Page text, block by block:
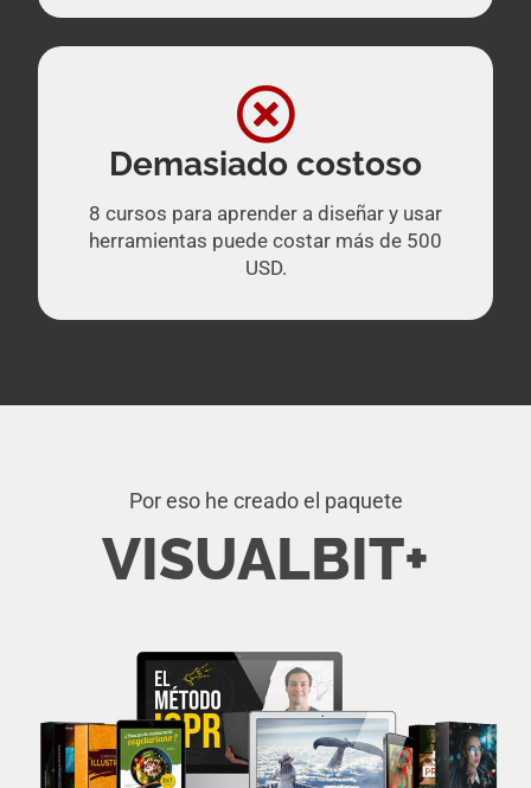
Demasiado costoso
8 cursos para aprender a diseñar y usar
herramientas puede costar más de 500
USD.
Por eso he creado el paquete
VISUALBIT+